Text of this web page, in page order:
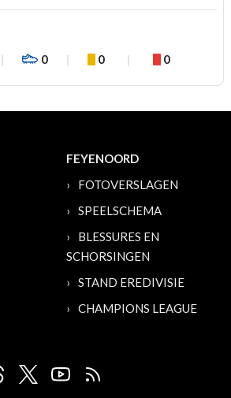
0 0 0
FEYENOORD
FOTOVERSLAGEN
SPEELSCHEMA
BLESSURES EN
SCHORSINGEN
STAND EREDIVISIE
CHAMPIONS LEAGUE